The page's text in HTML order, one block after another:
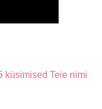
küsimised Teie nimi